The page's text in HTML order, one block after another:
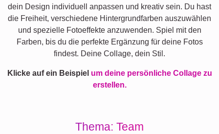
dein Design individuell anpassen und kreativ sein. Du hast
die Freiheit, verschiedene Hintergrundfarben auszuwählen
und spezielle Fotoeffekte anzuwenden. Spiel mit den
Farben, bis du die perfekte Ergänzung für deine Fotos
findest. Deine Collage, dein Stil.
Klicke auf ein Beispiel um deine persönliche Collage zu
erstellen.
Thema: Team